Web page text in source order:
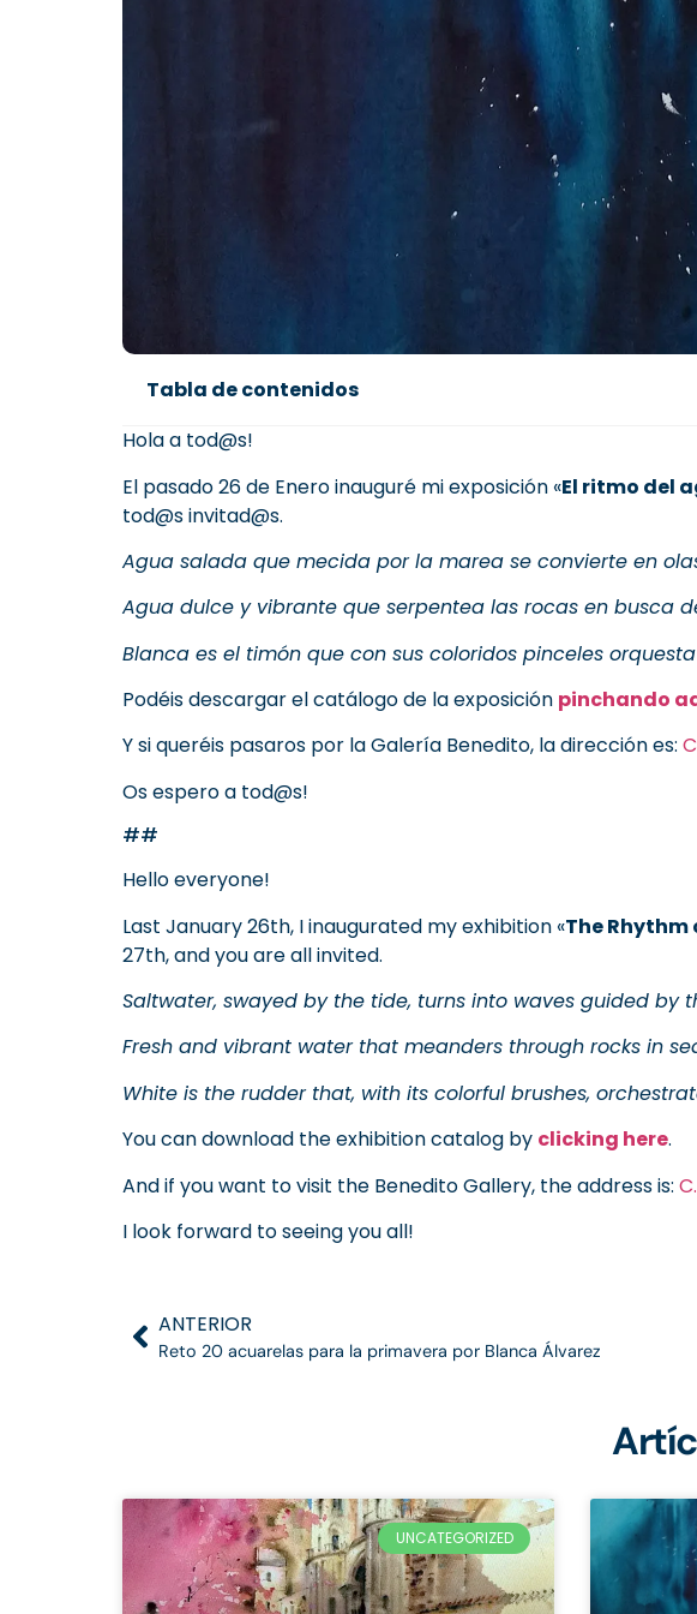
Tabla de contenidos
Hola a tod@s!
El pasado 26 de Enero inauguré mi exposición «El ritmo del
tod@s invitad@s.
Agua salada que mecida por la marea se convierte en
Agua dulce y vibrante que serpentea las rocas en busca
Blanca es el timón que con sus coloridos pinceles
Podéis descargar el catálogo de la exposición pinchando
Y si queréis pasaros por la Galería Benedito, la dirección es:
Os espero a tod@s!
##
Hello everyone!
Last January 26th, I inaugurated my exhibition «The Rhythm
27th, and you are all invited.
Saltwater, swayed by the tide, turns into waves guided by
Fresh and vibrant water that meanders through rocks in
White is the rudder that, with its colorful brushes,
You can download the exhibition catalog by clicking here.
And if you want to visit the Benedito Gallery, the address is:
I look forward to seeing you all!
ANTERIOR
Reto 20 acuarelas para la primavera por Blanca Álvarez
UNCATEGORIZED